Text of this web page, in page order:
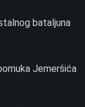
bataljuna
Jemeršića